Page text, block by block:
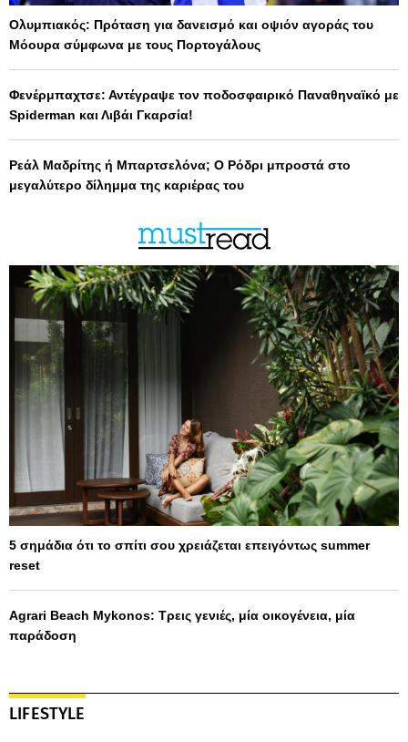
Ολυμπιακός: Πρόταση για δανεισμό και οψιόν αγοράς του
Μόουρα σύμφωνα με τους Πορτογάλους
Φενέρμπαχτσε: Αντέγραψε τον ποδοσφαιρικό Παναθηναϊκό με
Spiderman και Λιβάι Γκαρσία!
Ρεάλ Μαδρίτης ή Μπαρτσελόνα; Ο Ρόδρι μπροστά στο
μεγαλύτερο δίλημμα της καριέρας του
5 σημάδια ότι το σπίτι σου χρειάζεται επειγόντως summer
reset
Agrari Beach Mykonos: Τρεις γενιές, μία οικογένεια, μία
παράδοση
LIFESTYLE